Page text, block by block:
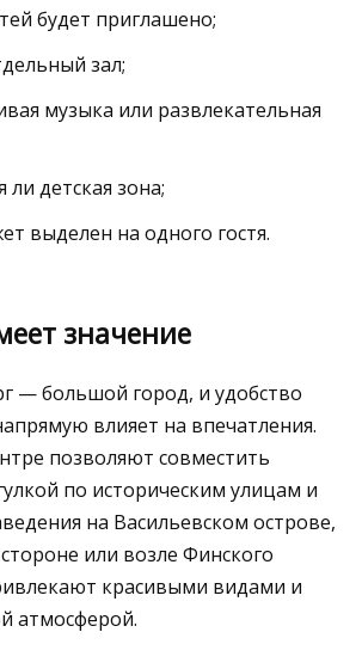
будет приглашено;
зал;
музыка или развлекательная
ли детская зона;
выделен на одного гостя.
значение
— большой город, и удобство
влияет на впечатления.
позволяют совместить
по историческим улицам и
на Васильевском острове,
или возле Финского
красивыми видами и
атмосферой.